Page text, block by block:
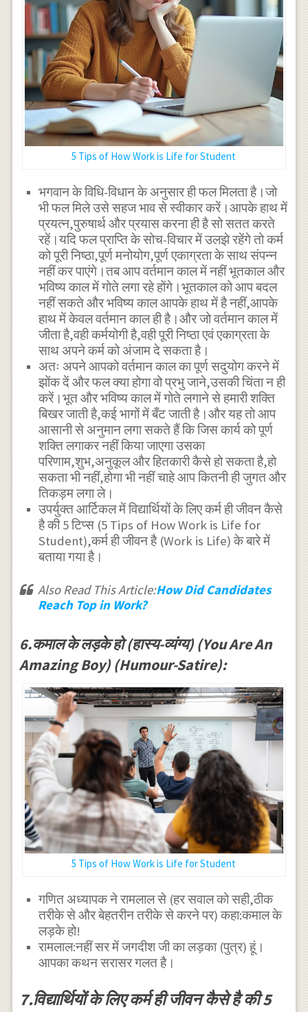
5 Tips of How Work is Life for Student
भगवान के विधि-विधान के अनुसार ही फल मिलता है।जो
भी फल मिले उसे सहज भाव से स्वीकार करें।आपके हाथ में
प्रयत्न,पुरुषार्थ और प्रयास करना ही है सो सतत करते
रहें।यदि फल प्राप्ति के सोच-विचार में उलझे रहेंगे तो कर्म
को पूरी निष्ठा,पूर्ण मनोयोग,पूर्ण एकाग्रता के साथ संपन्न
नहीं कर पाएंगे।तब आप वर्तमान काल में नहीं भूतकाल और
भविष्य काल में गोते लगा रहे होंगे।भूतकाल को आप बदल
नहीं सकते और भविष्य काल आपके हाथ में है नहीं,आपके
हाथ में केवल वर्तमान काल ही है।और जो वर्तमान काल में
जीता है,वही कर्मयोगी है,वही पूरी निष्ठा एवं एकाग्रता के
साथ अपने कर्म को अंजाम दे सकता है।
अतः अपने आपको वर्तमान काल का पूर्ण सदुयोग करने में
झोंक दें और फल क्या होगा वो प्रभु जाने,उसकी चिंता न ही
करें।भूत और भविष्य काल में गोते लगाने से हमारी शक्ति
बिखर जाती है,कई भागों में बँट जाती है।और यह तो आप
आसानी से अनुमान लगा सकते हैं कि जिस कार्य को पूर्ण
शक्ति लगाकर नहीं किया जाएगा उसका
परिणाम,शुभ,अनुकूल और हितकारी कैसे हो सकता है,हो
सकता भी नहीं,होगा भी नहीं चाहे आप कितनी ही जुगत और
तिकड़म लगा ले।
उपर्युक्त आर्टिकल में विद्यार्थियों के लिए कर्म ही जीवन कैसे
है की 5 टिप्स (5 Tips of How Work is Life for
Student),कर्म ही जीवन है (Work is Life) के बारे में
बताया गया है।
Also Read This Article:How Did Candidates
Reach Top in Work?
6.कमाल के लड़के हो (हास्य-व्यंग्य) (You Are An
Amazing Boy) (Humour-Satire):
5 Tips of How Work is Life for Student
गणित अध्यापक ने रामलाल से (हर सवाल को सही,ठीक
तरीके से और बेहतरीन तरीके से करने पर) कहा:कमाल के
लड़के हो!
रामलाल:नहीं सर में जगदीश जी का लड़का (पुत्र) हूं।
आपका कथन सरासर गलत है।
7.विद्यार्थियों के लिए कर्म ही जीवन कैसे है की 5